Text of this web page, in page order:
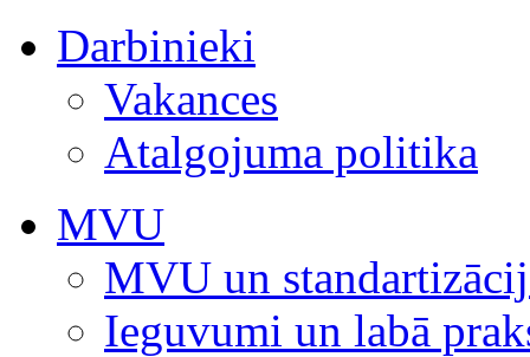
Darbinieki
Vakances
Atalgojuma politika
MVU
MVU un
Ieguvumi un labā